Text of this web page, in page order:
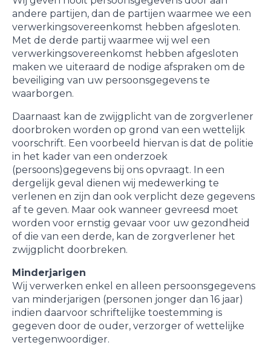
andere partijen, dan de partijen waarmee we een
verwerkingsovereenkomst hebben afgesloten.
Met de derde partij waarmee wij wel een
verwerkingsovereenkomst hebben afgesloten
maken we uiteraard de nodige afspraken om de
beveiliging van uw persoonsgegevens te
waarborgen.
Daarnaast kan de zwijgplicht van de zorgverlener
doorbroken worden op grond van een wettelijk
voorschrift. Een voorbeeld hiervan is dat de politie
in het kader van een onderzoek
(persoons)gegevens bij ons opvraagt. In een
dergelijk geval dienen wij medewerking te
verlenen en zijn dan ook verplicht deze gegevens
af te geven. Maar ook wanneer gevreesd moet
worden voor ernstig gevaar voor uw gezondheid
of die van een derde, kan de zorgverlener het
zwijgplicht doorbreken.
Minderjarigen
Wij verwerken enkel en alleen persoonsgegevens
van minderjarigen (personen jonger dan 16 jaar)
indien daarvoor schriftelijke toestemming is
gegeven door de ouder, verzorger of wettelijke
vertegenwoordiger.